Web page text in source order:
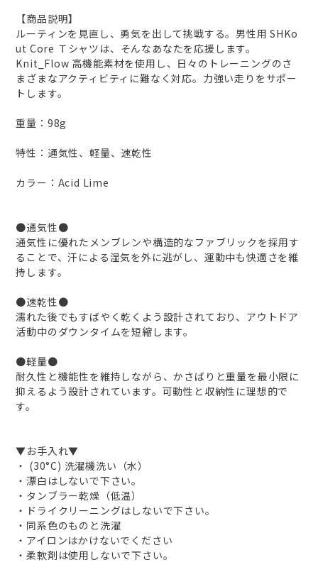
【商品説明】
ルーティンを見直し、勇気を出して挑戦する。男性用 SHKo
ut Core Ｔシャツは、そんなあなたを応援します。
Knit_Flow 高機能素材を使用し、日々のトレーニングのさ
まざまなアクティビティに難なく対応。力強い走りをサポー
トします。
重量：98g
特性：通気性、軽量、速乾性
カラー：Acid Lime
●通気性●
通気性に優れたメンブレンや構造的なファブリックを採用す
ることで、汗による湿気を外に逃がし、運動中も快適さを維
持します。
●速乾性●
濡れた後でもすばやく乾くよう設計されており、アウトドア
活動中のダウンタイムを短縮します。
●軽量●
耐久性と機能性を維持しながら、かさばりと重量を最小限に
抑えるよう設計されています。可動性と収納性に理想的で
す。
▼お手入れ▼
・ (30°C) 洗濯機洗い（水）
・漂白はしないで下さい。
・タンブラー乾燥（低温）
・ドライクリーニングはしないで下さい。
・同系色のものと洗濯
・アイロンはかけないでください
・柔軟剤は使用しないで下さい。